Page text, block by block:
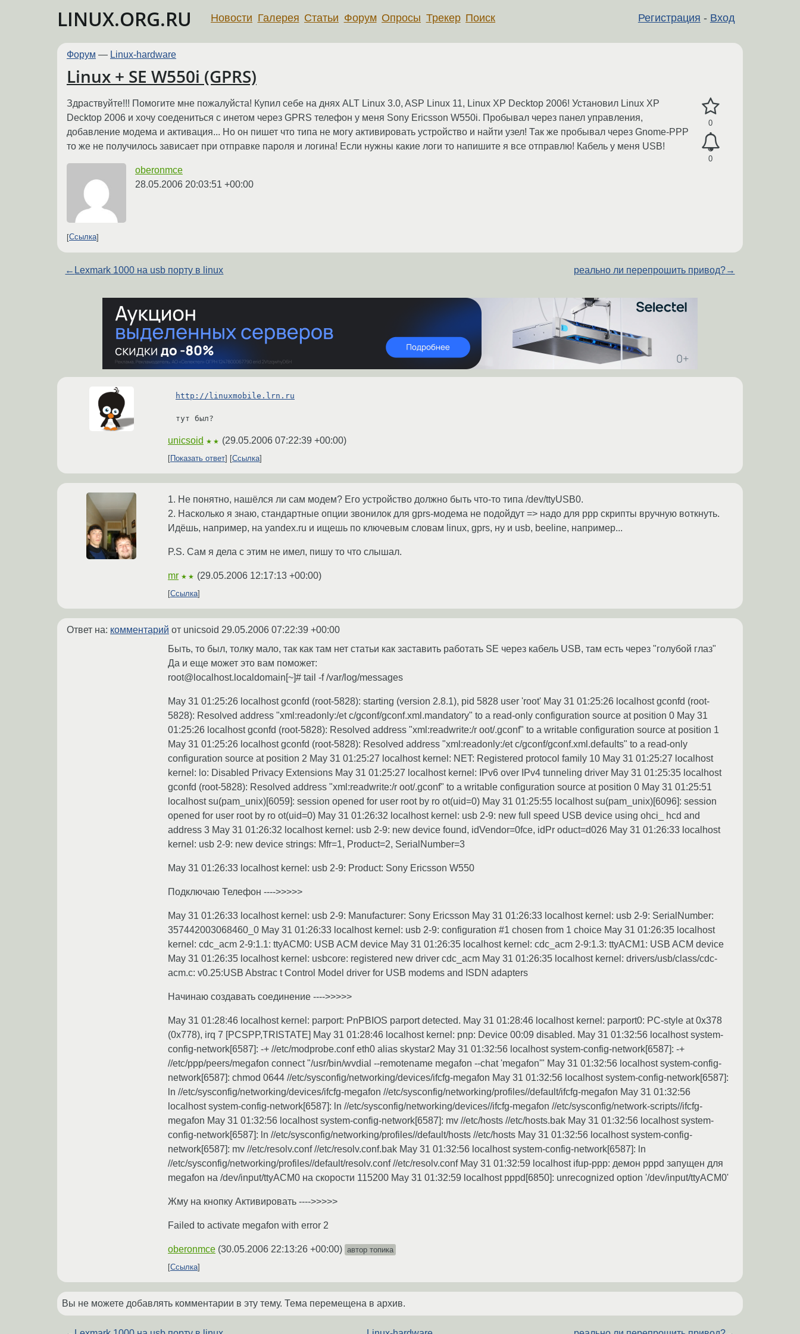
LINUX.ORG.RU Регистрация - Вход
Новости Галерея Статьи Форум Опросы Трекер Поиск
Форум — Linux-hardware
Linux + SE W550i (GPRS)
0
0
Здраствуйте!!! Помогите мне пожалуйста! Купил себе на днях ALT Linux 3.0, ASP Linux 11, Linux XP Decktop 2006! Установил Linux XP
Decktop 2006 и хочу соедениться с инетом через GPRS телефон у меня Sony Ericsson W550i. Пробывал через панел управления,
добавление модема и активация... Но он пишет что типа не могу активировать устройство и найти узел! Так же пробывал через Gnome-PPP
то же не получилось зависает при отправке пароля и логина! Если нужны какие логи то напишите я все отправлю! Кабель у меня USB!
oberonmce
28.05.2006 20:03:51 +00:00
Ссылка
← Lexmark 1000 на usb порту в linux реально ли перепрошить привод?→
http://linuxmobile.lrn.ru
тут был?
unicsoid ★★ (29.05.2006 07:22:39 +00:00)
Показать ответ Ссылка
1. Не понятно, нашёлся ли сам модем? Его устройство должно быть что-то типа /dev/ttyUSB0.
2. Насколько я знаю, стандартные опции звонилок для gprs-модема не подойдут => надо для ppp скрипты вручную воткнуть.
Идёшь, например, на yandex.ru и ищешь по ключевым словам linux, gprs, ну и usb, beeline, например...
P.S. Сам я дела с этим не имел, пишу то что слышал.
mr ★★ (29.05.2006 12:17:13 +00:00)
Ссылка
Ответ на: комментарий от unicsoid 29.05.2006 07:22:39 +00:00
Быть, то был, толку мало, так как там нет статьи как заставить работать SE через кабель USB, там есть через "голубой глаз"
Да и еще может это вам поможет:
root@localhost.localdomain[~]# tail -f /var/log/messages
May 31 01:25:26 localhost gconfd (root-5828): starting (version 2.8.1), pid 5828 user 'root' May 31 01:25:26 localhost gconfd (root-
5828): Resolved address "xml:readonly:/et c/gconf/gconf.xml.mandatory" to a read-only configuration source at position 0 May 31
01:25:26 localhost gconfd (root-5828): Resolved address "xml:readwrite:/r oot/.gconf" to a writable configuration source at position 1
May 31 01:25:26 localhost gconfd (root-5828): Resolved address "xml:readonly:/et c/gconf/gconf.xml.defaults" to a read-only
configuration source at position 2 May 31 01:25:27 localhost kernel: NET: Registered protocol family 10 May 31 01:25:27 localhost
kernel: lo: Disabled Privacy Extensions May 31 01:25:27 localhost kernel: IPv6 over IPv4 tunneling driver May 31 01:25:35 localhost
gconfd (root-5828): Resolved address "xml:readwrite:/r oot/.gconf" to a writable configuration source at position 0 May 31 01:25:51
localhost su(pam_unix)[6059]: session opened for user root by ro ot(uid=0) May 31 01:25:55 localhost su(pam_unix)[6096]: session
opened for user root by ro ot(uid=0) May 31 01:26:32 localhost kernel: usb 2-9: new full speed USB device using ohci_ hcd and
address 3 May 31 01:26:32 localhost kernel: usb 2-9: new device found, idVendor=0fce, idPr oduct=d026 May 31 01:26:33 localhost
kernel: usb 2-9: new device strings: Mfr=1, Product=2, SerialNumber=3
May 31 01:26:33 localhost kernel: usb 2-9: Product: Sony Ericsson W550
Подключаю Телефон ---->>>>>
May 31 01:26:33 localhost kernel: usb 2-9: Manufacturer: Sony Ericsson May 31 01:26:33 localhost kernel: usb 2-9: SerialNumber:
357442003068460_0 May 31 01:26:33 localhost kernel: usb 2-9: configuration #1 chosen from 1 choice May 31 01:26:35 localhost
kernel: cdc_acm 2-9:1.1: ttyACM0: USB ACM device May 31 01:26:35 localhost kernel: cdc_acm 2-9:1.3: ttyACM1: USB ACM device
May 31 01:26:35 localhost kernel: usbcore: registered new driver cdc_acm May 31 01:26:35 localhost kernel: drivers/usb/class/cdc-
acm.c: v0.25:USB Abstrac t Control Model driver for USB modems and ISDN adapters
Начинаю создавать соединение ---->>>>>
May 31 01:28:46 localhost kernel: parport: PnPBIOS parport detected. May 31 01:28:46 localhost kernel: parport0: PC-style at 0x378
(0x778), irq 7 [PCSPP,TRISTATE] May 31 01:28:46 localhost kernel: pnp: Device 00:09 disabled. May 31 01:32:56 localhost system-
config-network[6587]: -+ //etc/modprobe.conf eth0 alias skystar2 May 31 01:32:56 localhost system-config-network[6587]: -+
//etc/ppp/peers/megafon connect "/usr/bin/wvdial --remotename megafon --chat 'megafon'" May 31 01:32:56 localhost system-config-
network[6587]: chmod 0644 //etc/sysconfig/networking/devices/ifcfg-megafon May 31 01:32:56 localhost system-config-network[6587]:
ln //etc/sysconfig/networking/devices/ifcfg-megafon //etc/sysconfig/networking/profiles//default/ifcfg-megafon May 31 01:32:56
localhost system-config-network[6587]: ln //etc/sysconfig/networking/devices//ifcfg-megafon //etc/sysconfig/network-scripts//ifcfg-
megafon May 31 01:32:56 localhost system-config-network[6587]: mv //etc/hosts //etc/hosts.bak May 31 01:32:56 localhost system-
config-network[6587]: ln //etc/sysconfig/networking/profiles//default/hosts //etc/hosts May 31 01:32:56 localhost system-config-
network[6587]: mv //etc/resolv.conf //etc/resolv.conf.bak May 31 01:32:56 localhost system-config-network[6587]: ln
//etc/sysconfig/networking/profiles//default/resolv.conf //etc/resolv.conf May 31 01:32:59 localhost ifup-ppp: демон pppd запущен для
megafon на /dev/input/ttyACM0 на скорости 115200 May 31 01:32:59 localhost pppd[6850]: unrecognized option '/dev/input/ttyACM0'
Жму на кнопку Активировать ---->>>>>
Failed to activate megafon with error 2
oberonmce (30.05.2006 22:13:26 +00:00) автор топика
Ссылка
Вы не можете добавлять комментарии в эту тему. Тема перемещена в архив.